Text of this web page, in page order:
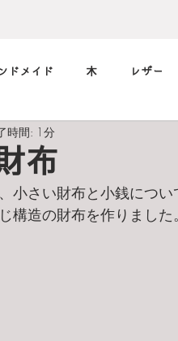
ドメイド 木 レザー
筆記用具
小休止の 習慣
布
時間: 1分
小さい財布と小銭につ
構造の財布を作りました